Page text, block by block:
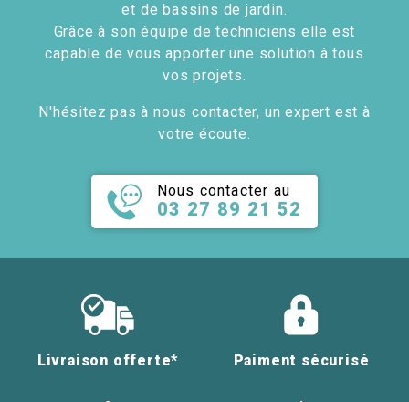
et de bassins de jardin.
Grâce à son équipe de techniciens elle est
capable de vous apporter une solution à tous
vos projets.
N'hésitez pas à nous contacter, un expert est à
votre écoute.
Nous contacter au
03 27 89 21 52
Livraison offerte* Paiment sécurisé